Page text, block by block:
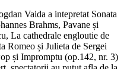
Vaida a intepretat Sonata
Brahms, Pavane și
La cathedrale engloutie de
Romeo și Julieta de Sergei
și Impromptu (op.142, nr. 3)